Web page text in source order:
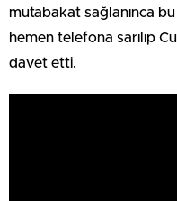
mutabakat sağlanınca
hemen telefona sarılıp
davet etti.